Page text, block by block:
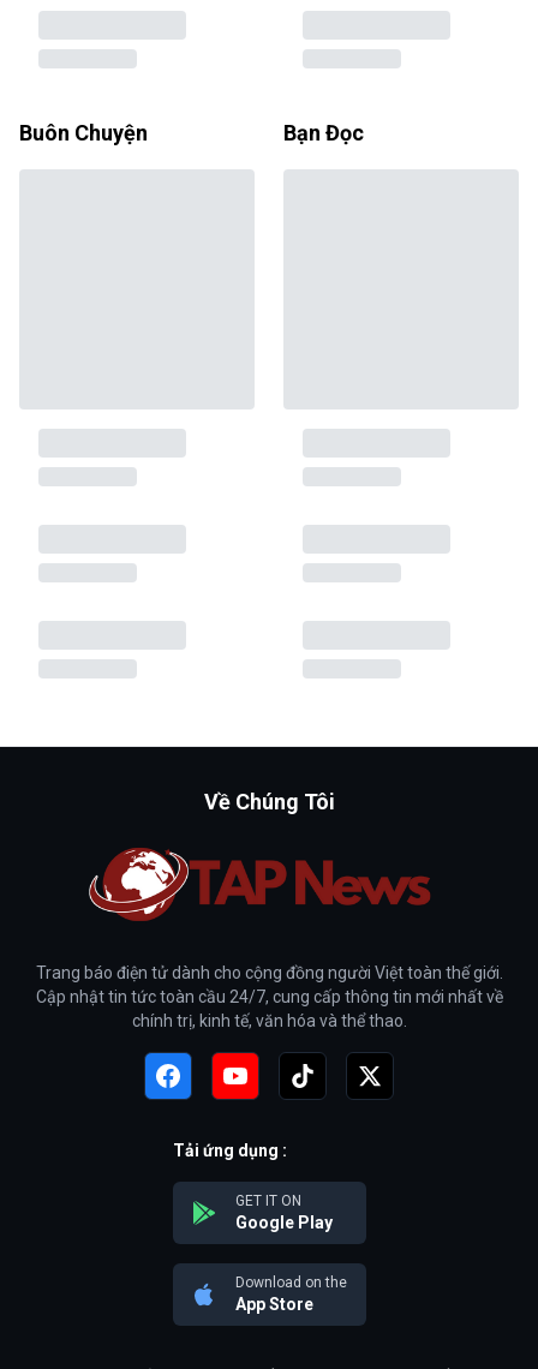
Buôn Chuyện Bạn Đọc
Về Chúng Tôi
Trang báo điện tử dành cho cộng đồng người Việt toàn thế giới.
Cập nhật tin tức toàn cầu 24/7, cung cấp thông tin mới nhất về
chính trị, kinh tế, văn hóa và thể thao.
Tải ứng dụng :
GET IT ON
Google Play
Download on the
App Store